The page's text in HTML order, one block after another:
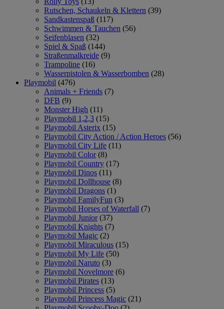
Rutschen, Schaukeln & Klettern (39)
Sandkastenspaß (117)
Schwimmen & Tauchen (56)
Seifenblasen (32)
Spiel & Spaß (144)
Straßenmalkreide (9)
Trampoline (16)
Wasserpistolen & Wasserbomben (28)
Playmobil (476)
Animals + Friends (7)
DFB (9)
Monster High (11)
Playmobil 1,2,3 (15)
Playmobil Asterix (15)
Playmobil City Action / Action Heroes (56)
Playmobil City Life (11)
Playmobil Color (8)
Playmobil Country (17)
Playmobil Dinos (11)
Playmobil Dollhouse (8)
Playmobil Dragons (1)
Playmobil FamilyFun (3)
Playmobil Horses of Waterfall (7)
Playmobil Junior (37)
Playmobil Knights (7)
Playmobil Magic (2)
Playmobil Miraculous (15)
Playmobil My Life (50)
Playmobil Naruto (3)
Playmobil Novelmore (6)
Playmobil Pirates (13)
Playmobil Princess (5)
Playmobil Princess Magic (21)